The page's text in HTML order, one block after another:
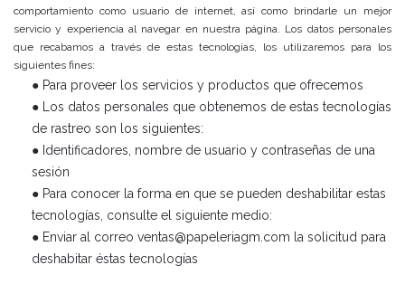
comportamiento como usuario de internet, así como brindarle un mejor
servicio y experiencia al navegar en nuestra página. Los datos personales
que recabamos a través de estas tecnologías, los utilizaremos para los
siguientes fines:
● Para proveer los servicios y productos que ofrecemos
● Los datos personales que obtenemos de estas tecnologías
de rastreo son los siguientes:
● Identificadores, nombre de usuario y contraseñas de una
sesión
● Para conocer la forma en que se pueden deshabilitar estas
tecnologías, consulte el siguiente medio:
● Enviar al correo ventas@papeleriagm.com la solicitud para
deshabitar éstas tecnologías